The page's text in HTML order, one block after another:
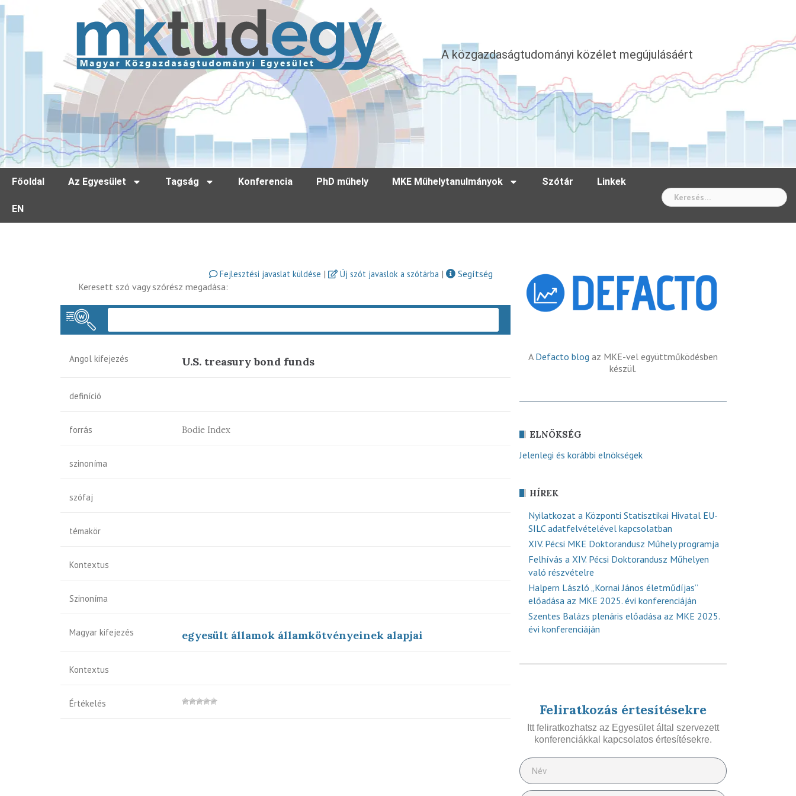
A közgazdaságtudományi közélet megújulásáért
Főoldal Az Egyesület Tagság Konferencia PhD műhely MKE Műhelytanulmányok Szótár Linkek
EN
Fejlesztési javaslat küldése | Új szót javaslok a szótárba |
Segítség
Keresett szó vagy szórész megadása:
Angol kifejezés U.S. treasury bond funds
definíció
forrás Bodie Index
szinoníma
szófaj
témakör
Kontextus
Szinoníma
Magyar kifejezés egyesült államok államkötvényeinek alapjai
Kontextus
Értékelés
A Defacto blog az MKE-vel együttműködésben
készül.
ELNÖKSÉG
Jelenlegi és korábbi elnökségek
HÍREK
Nyilatkozat a Központi Statisztikai Hivatal EU-
SILC adatfelvételével kapcsolatban
XIV. Pécsi MKE Doktorandusz Műhely programja
Felhívás a XIV. Pécsi Doktorandusz Műhelyen
való részvételre
Halpern László „Kornai János életműdíjas”
előadása az MKE 2025. évi konferenciáján
Szentes Balázs plenáris előadása az MKE 2025.
évi konferenciáján
Feliratkozás értesítésekre
Itt feliratkozhatsz az Egyesület által szervezett
konferenciákkal kapcsolatos értesítésekre.